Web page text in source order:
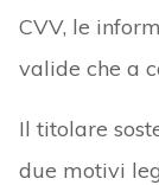
CVV, le
valide che a
Il titolare
due motivi